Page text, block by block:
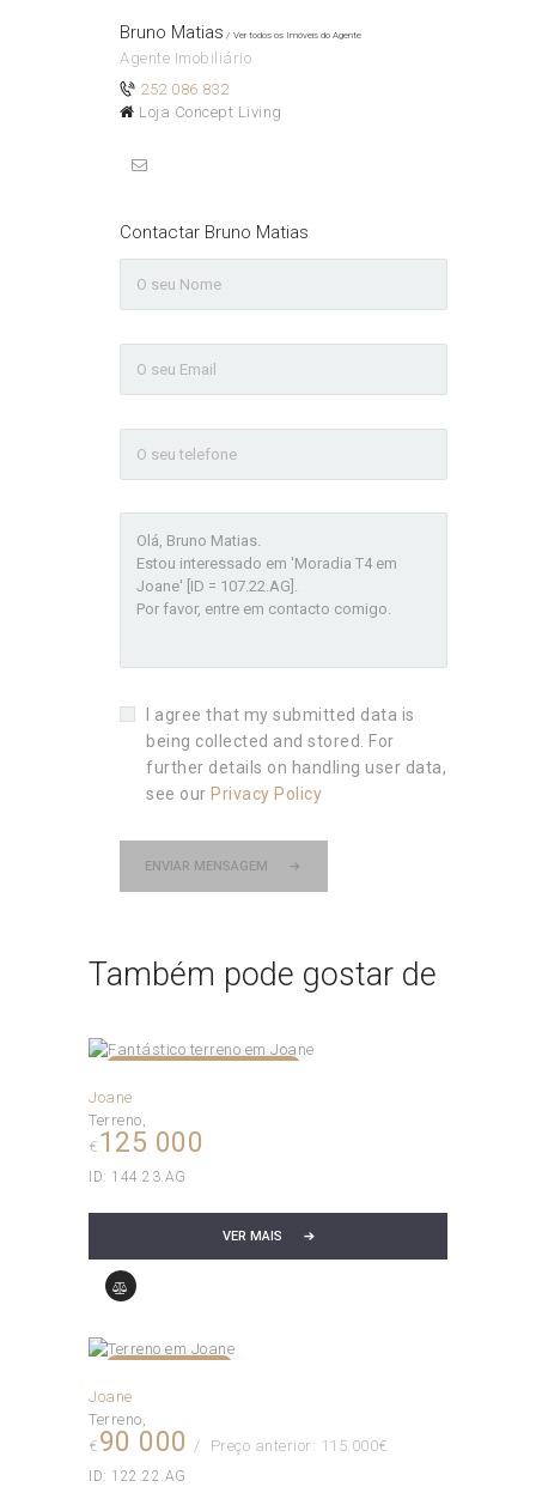
Bruno Matias Ver todos os Imóveis do Agente
Agente Imobiliário
252 086 832
Loja Concept Living
Contactar Bruno Matias
I agree that my submitted data is
being collected and stored. For
further details on handling user data,
see our Privacy Policy
ENVIAR MENSAGEM
Também pode gostar de
Joane
Terreno
€ 125 000
ID: 144.23.AG
VER MAIS
Joane
Terreno
€ 90 000 Preço anterior: 115.000€
ID: 122.22.AG